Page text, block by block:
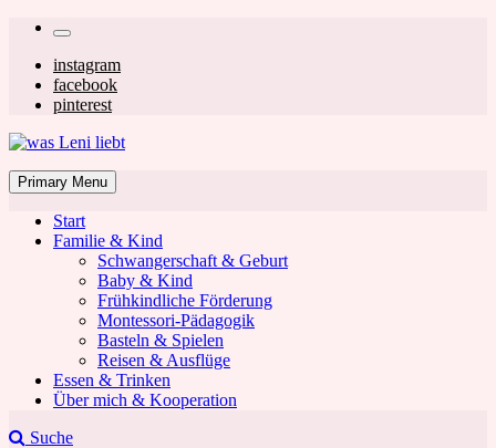
Skip
content
Secondary
left
navigation
Secondary
right
navigation
instagram
facebook
pinterest
was Leni liebt
Mom & Lifestyle Blog
Primary Menu
Start
Familie & Kind
Schwangerschaft & Geburt
Baby & Kind
Frühkindliche Förderung
Montessori-Pädagogik
Basteln & Spielen
Reisen & Ausflüge
Essen & Trinken
Über mich & Kooperation
Suche